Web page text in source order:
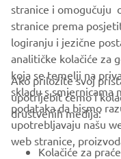
CORPORATE
FOR BUSINESS
stranice i omogučuju
stranice prema
logiranju i jezične
analitičke kolačiće za
koja se temelji na
skladu s smjernicama
podataka da bismo
upotrebljavaju našu
web stranice,
Ako priložite svoj
upotrijebit ćemo i
društvenih medija:
Kolačiće za